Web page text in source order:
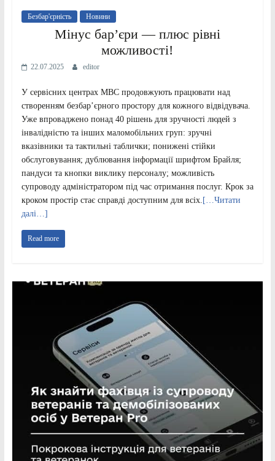
Безбар'єрність Новини
Мінус бар’єри — плюс рівні
можливості!
22.07.2025 editor
У сервісних центрах МВС продовжують працювати над
створенням безбар’єрного простору для кожного відвідувача.
Уже впроваджено понад 40 рішень для зручності людей з
інвалідністю та інших маломобільних груп: зручні
вказівники та тактильні таблички; понижені стійки
обслуговування; дублювання інформації шрифтом Брайля;
пандуси та кнопки виклику персоналу; можливість
супроводу адміністратором під час отримання послуг. Крок за
кроком простір стає справді доступним для всіх. […Читати
далі…]
Read more